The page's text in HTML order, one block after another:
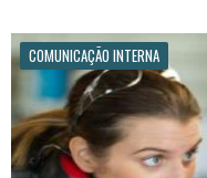
COMUNICAÇÃO INTERNA